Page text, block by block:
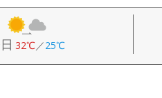
32℃／25℃